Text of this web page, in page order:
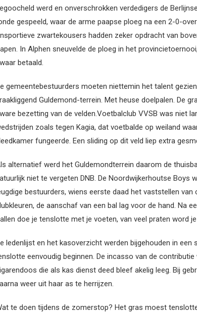
werd en onverschrokken verdedigers de
gespeeld, waar de arme paapse ploeg na een 2-0-
zwartekousers hadden zeker opdracht van
In Alphen sneuvelde de ploeg in het
betaald.
gemeentebestuurders moeten niettemin het talent
Guldemond-terrein. Met heuse doelpalen. De
bezetting van de velden.Voetbalclub VVSB was niet
zoals tegen Kagia, dat voetbalde op weiland
fungeerde. Een sliding op dit veld liep extra
alternatief werd het Guldemondterrein daarom de
niet te vergeten DNB. De Noordwijkerhoutse
bestuurders, wiens eerste daad het vaststellen
de aanschaf van een bal lag voor de hand. Na
doe je tenslotte met je voeten, van veel praten word je
ledenlijst en het kasoverzicht werden bijgehouden in
eenvoudig beginnen. De incasso van de
die als kas dienst deed bleef akelig leeg. Bij
weer uit haar as te herrijzen.
te doen tijdens de zomerstop? Het gras moest